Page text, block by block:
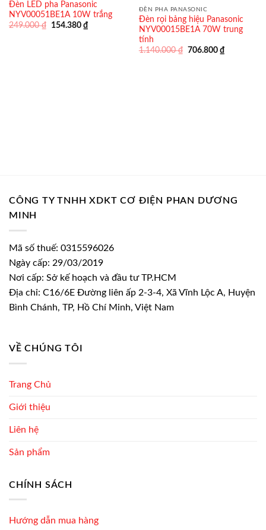
Đèn LED pha Panasonic
NYV00051BE1A 10W trắng
249.000₫
Giá
154.380 ₫Giá
ĐÈN PHA PANASONIC
Đèn rọi bảng hiệu Panasonic
NYV00015BE1A 70W trung
tính
1.140.000₫ Giá
706.800 ₫Giá
CÔNG TY TNHH XDKT CƠ ĐIỆN PHAN DƯƠNG
MINH
Mã số thuế: 0315596026
Ngày cấp: 29/03/2019
Nơi cấp: Sở kế hoạch và đầu tư TP.HCM
Địa chỉ: C16/6E Đường liên ấp 2-3-4, Xã Vĩnh Lộc A, Huyện
Bình Chánh, TP, Hồ Chí Minh, Việt Nam
VỀ CHÚNG TÔI
Trang Chủ
Giới thiệu
Liên hệ
Sản phẩm
CHÍNH SÁCH
Hướng dẫn mua hàng